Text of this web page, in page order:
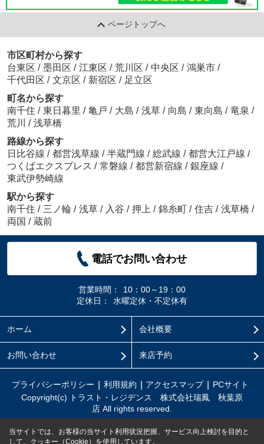
ページトップへ
市区町村から探す
台東区 / 墨田区 / 江東区 / 荒川区 / 中央区 / 鴻巣市 /
千代田区 / 文京区 / 新宿区 / 足立区
町名から探す
南千住 / 東日暮里 / 亀戸 / 大島 / 浅草 / 向島 / 東向島 / 竜泉 /
荒川 / 浅草橋
路線から探す
日比谷線 / 都営浅草線 / 半蔵門線 / 総武線 / 都営大江戸線 /
つくばエクスプレス / 常磐線 / 都営新宿線 / 銀座線 /
東武伊勢崎線
駅から探す
南千住 / 三ノ輪 / 浅草 / 入谷 / 押上 / 錦糸町 / 住吉 / 浅草橋 /
両国 / 蔵前
電話でお問い合わせ
営業時間：
10：00～19：00
定休日：
水曜定休・不定休有
ホーム 会社概要
お問い合わせ 来店予約
プライバシーポリシー 利用規約 アクセスマップ
PCサイト
Copyright(c) トラスト・レジデンス 株式会社瑞鳳 秋葉原
店 All rights reserved.
当サイトでは、お客様の当サイト利用状況把握、サービス向上検討を目的と
して、クッキー（Cookie）を使用しています。